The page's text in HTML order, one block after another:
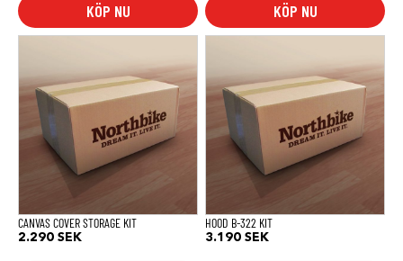
KÖP NU KÖP NU
CANVAS COVER STORAGE KIT
2.290 SEK
HOOD B-322 KIT
3.190 SEK